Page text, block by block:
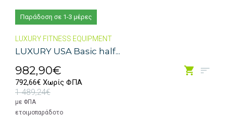
Παράδοση σε 1-3 μέρες
LUXURY FITNESS EQUIPMENT
LUXURY USA Basic half...
982,90€
792,66€ Χωρίς ΦΠΑ
1 489,24€
με ΦΠΑ
ετοιμοπαράδοτο